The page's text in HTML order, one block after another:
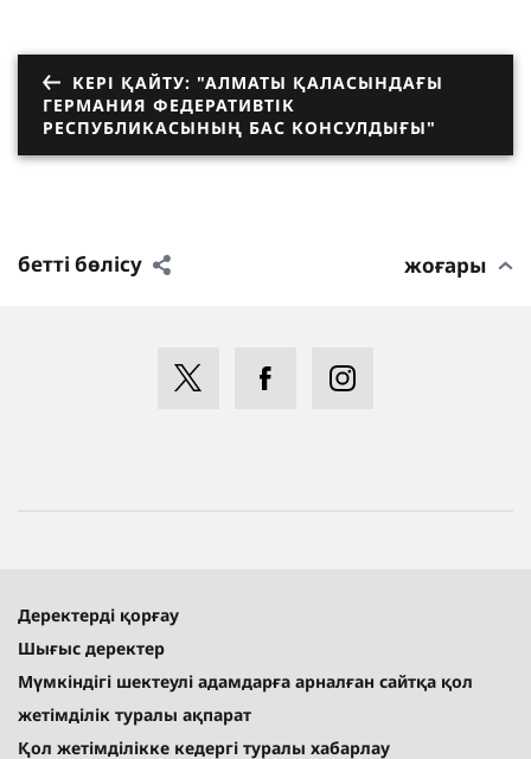
КЕРІ ҚАЙТУ: "АЛМАТЫ ҚАЛАСЫНДАҒЫ
ГЕРМАНИЯ ФЕДЕРАТИВТІК
РЕСПУБЛИКАСЫНЫҢ БАС КОНСУЛДЫҒЫ"
бетті бөлісу жоғары
Деректерді қорғау
Шығыс деректер
Мүмкіндігі шектеулі адамдарға арналған сайтқа қол
жетімділік туралы ақпарат
Қол жетімділікке кедергі туралы хабарлау